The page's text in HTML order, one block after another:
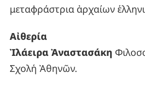
μεταφράστρια ἀρχαίων
Αἰθερία
Ἰλάειρα Ἀναστασάκη
Σχολή Ἀθηνῶν.